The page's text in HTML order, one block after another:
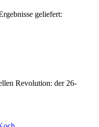
geliefert:
Revolution: der 26-